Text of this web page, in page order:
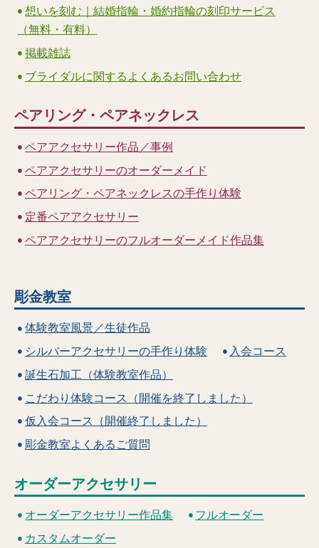
想いを刻む｜結婚指輪・婚約指輪の刻印サービス
（無料・有料）
掲載雑誌
ブライダルに関するよくあるお問い合わせ
ペアリング・ペアネックレス
ペアアクセサリー作品／事例
ペアアクセサリーのオーダーメイド
ペアリング・ペアネックレスの手作り体験
定番ペアアクセサリー
ペアアクセサリーのフルオーダーメイド作品集
彫金教室
体験教室風景／生徒作品
シルバーアクセサリーの手作り体験
入会コース
誕生石加工（体験教室作品）
こだわり体験コース（開催を終了しました）
仮入会コース（開催終了しました）
彫金教室よくあるご質問
オーダーアクセサリー
オーダーアクセサリー作品集
フルオーダー
カスタムオーダー